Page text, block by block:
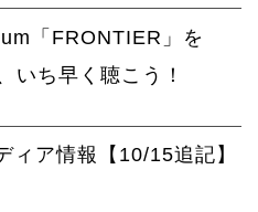
「FRONTIER」を
いち早く聴こう！
ィア情報【10/15追記】